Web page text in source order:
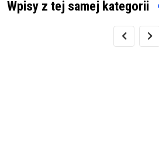
Wpisy z tej samej kategorii